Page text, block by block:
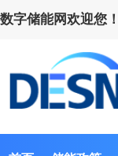
数字储能网欢迎您！